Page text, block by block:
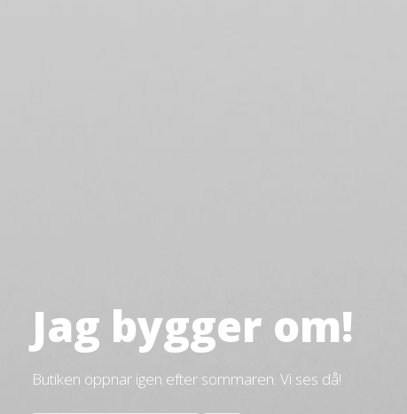
Jag bygger om!
Butiken öppnar igen efter sommaren. Vi ses då!